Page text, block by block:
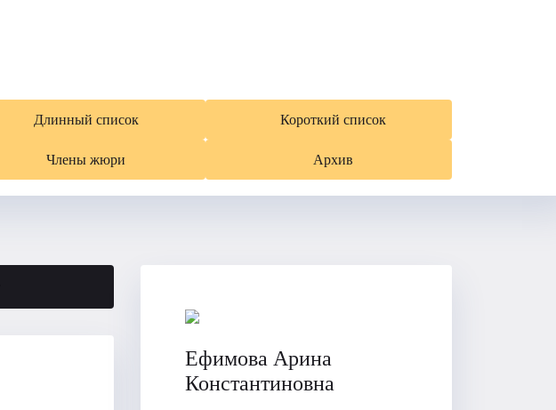
Длинный список Короткий список
Члены жюри Архив
Ефимова Арина
Константиновна